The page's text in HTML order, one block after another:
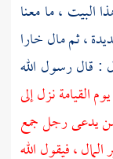
البيت ، ما معنا
، ثم مال خارا
: قال رسول الله
القيامة نزل إلى
من يدعى رجل جمع
، فيقول الله